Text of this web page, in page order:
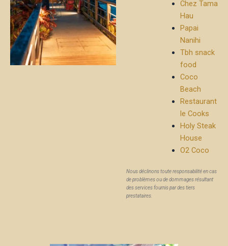
Chez Tama
Hau
Papai
Nanihi
Tbh snack
food
Coco
Beach
Restaurant
le Cooks
Holy Steak
House
O2 Coco
Nous déclinons toute responsabilité en cas
de problèmes ou de dommages résultant
des services fournis par des tiers
prestataires.